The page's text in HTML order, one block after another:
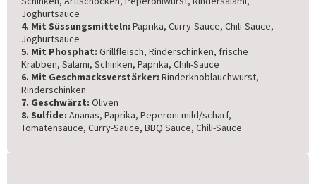
Joghurtsauce
4. Mit Süssungsmitteln: Paprika, Curry-Sauce, Chili-Sauce,
Joghurtsauce
5. Mit Phosphat: Grillfleisch, Rinderschinken, frische
Krabben, Salami, Schinken, Paprika, Chili-Sauce
6. Mit Geschmacksverstärker: Rinderknoblauchwurst,
Rinderschinken
7. Geschwärzt: Oliven
8. Sulfide: Ananas, Paprika, Peperoni mild/scharf,
Tomatensauce, Curry-Sauce, BBQ Sauce, Chili-Sauce